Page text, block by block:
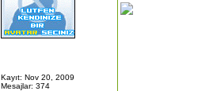
Kayıt: Nov 20, 2009
Mesajlar: 374